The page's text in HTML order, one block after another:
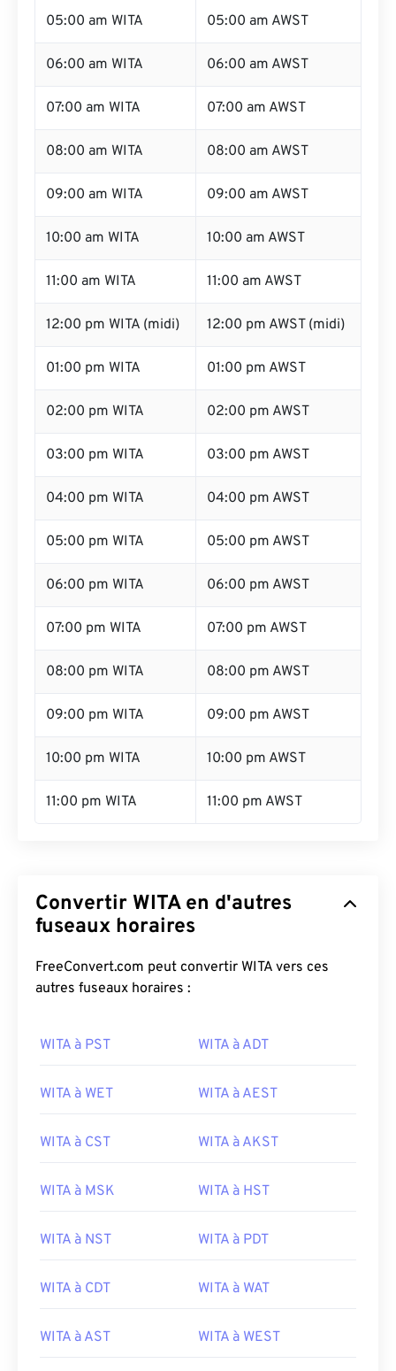
05:00 am WITA 05:00 am AWST
06:00 am WITA 06:00 am AWST
07:00 am WITA 07:00 am AWST
08:00 am WITA 08:00 am AWST
09:00 am WITA 09:00 am AWST
10:00 am WITA 10:00 am AWST
11:00 am WITA 11:00 am AWST
12:00 pm WITA (midi) 12:00 pm AWST (midi)
01:00 pm WITA 01:00 pm AWST
02:00 pm WITA 02:00 pm AWST
03:00 pm WITA 03:00 pm AWST
04:00 pm WITA 04:00 pm AWST
05:00 pm WITA 05:00 pm AWST
06:00 pm WITA 06:00 pm AWST
07:00 pm WITA 07:00 pm AWST
08:00 pm WITA 08:00 pm AWST
09:00 pm WITA 09:00 pm AWST
10:00 pm WITA 10:00 pm AWST
11:00 pm WITA 11:00 pm AWST
Convertir WITA en d'autres
fuseaux horaires
FreeConvert.com peut convertir WITA vers ces
autres fuseaux horaires :
WITA à PST WITA à ADT
WITA à WET WITA à AEST
WITA à CST WITA à AKST
WITA à MSK WITA à HST
WITA à NST WITA à PDT
WITA à CDT WITA à WAT
WITA à AST WITA à WEST